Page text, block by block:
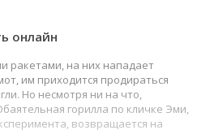
онлайн
ракетами, на них нападает
им приходится продираться
Но несмотря ни на что,
горилла по кличке Эми,
возвращается на